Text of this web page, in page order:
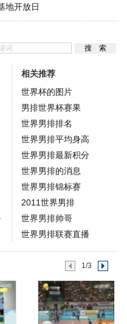
地开放日
相关推荐
世界杯的图片
男排世界杯赛果
世界男排排名
世界男排平均身高
世界男排最新积分
世界男排的消息
世界男排锦标赛
2011世界男排
世界男排帅哥
世界男排联赛直播
1/3